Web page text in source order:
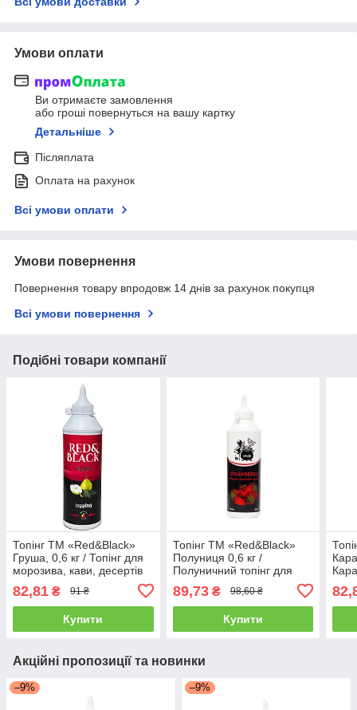
Умови оплати
Ви отримаєте замовлення
або гроші повернуться на вашу картку
Детальніше
Післяплата
Оплата на рахунок
Всі умови оплати
Умови повернення
Повернення товару впродовж 14 днів за рахунок покупця
Всі умови повернення
Подібні товари компанії
Топінг ТМ «Red&Black»
Груша, 0,6 кг / Топінг для
морозива, кави, десертів
82,81 ₴ 91 ₴
Купити
Топінг ТМ «Red&Black»
Полуниця 0,6 кг /
Полуничний топінг для
морозива, кави, десертів
та коктейлів 600мл.
89,73₴ 98,60 ₴
Купити
Акційні пропозиції та новинки
–9% –9%